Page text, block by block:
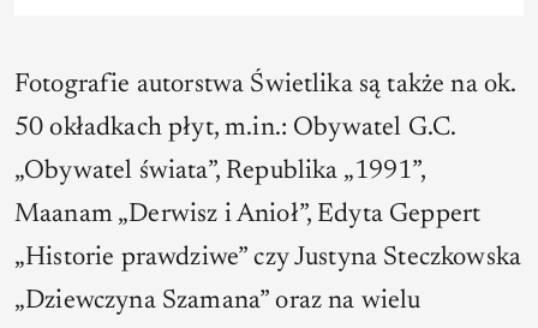
Fotografie autorstwa Świetlika są także na ok.
50 okładkach płyt, m.in.: Obywatel G.C.
„Obywatel świata”, Republika „1991”,
Maanam „Derwisz i Anioł”, Edyta Geppert
„Historie prawdziwe” czy Justyna Steczkowska
„Dziewczyna Szamana” oraz na wielu